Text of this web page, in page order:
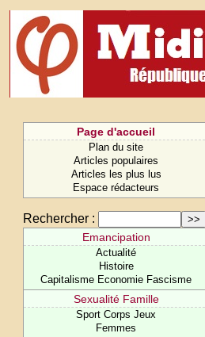
Page d'accueil
Plan du site
Articles populaires
Articles les plus lus
Espace rédacteurs
Rechercher :
Emancipation
Actualité
Histoire
Capitalisme Economie Fascisme
Sexualité Famille
Sport Corps Jeux
Femmes